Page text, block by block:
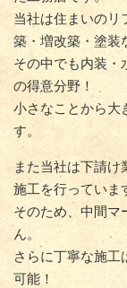
当社は住まいのリ
築・増改築・塗装
その中でも内装・
の得意分野！
小さなことから大
す。
また当社は下請
施工を行っていま
そのため、中間マ
ん。
さらに丁寧な施工
可能！